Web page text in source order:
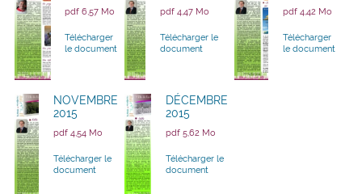
pdf 6,57 Mo
Télécharger
le document
pdf 4,47 Mo
Télécharger le
document
pdf 4,42 Mo
Télécharger
le document
NOVEMBRE
2015
pdf 4,54 Mo
Télécharger le
document
DÉCEMBRE
2015
pdf 5,62 Mo
Télécharger le
document